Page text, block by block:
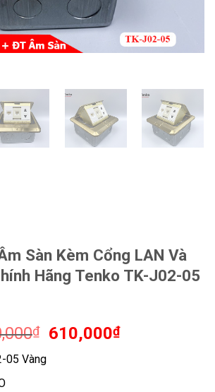
Sàn Kèm Cổng LAN Và
Hãng Tenko TK-J02-05
₫
Giá
610,000₫Giá
05 Vàng